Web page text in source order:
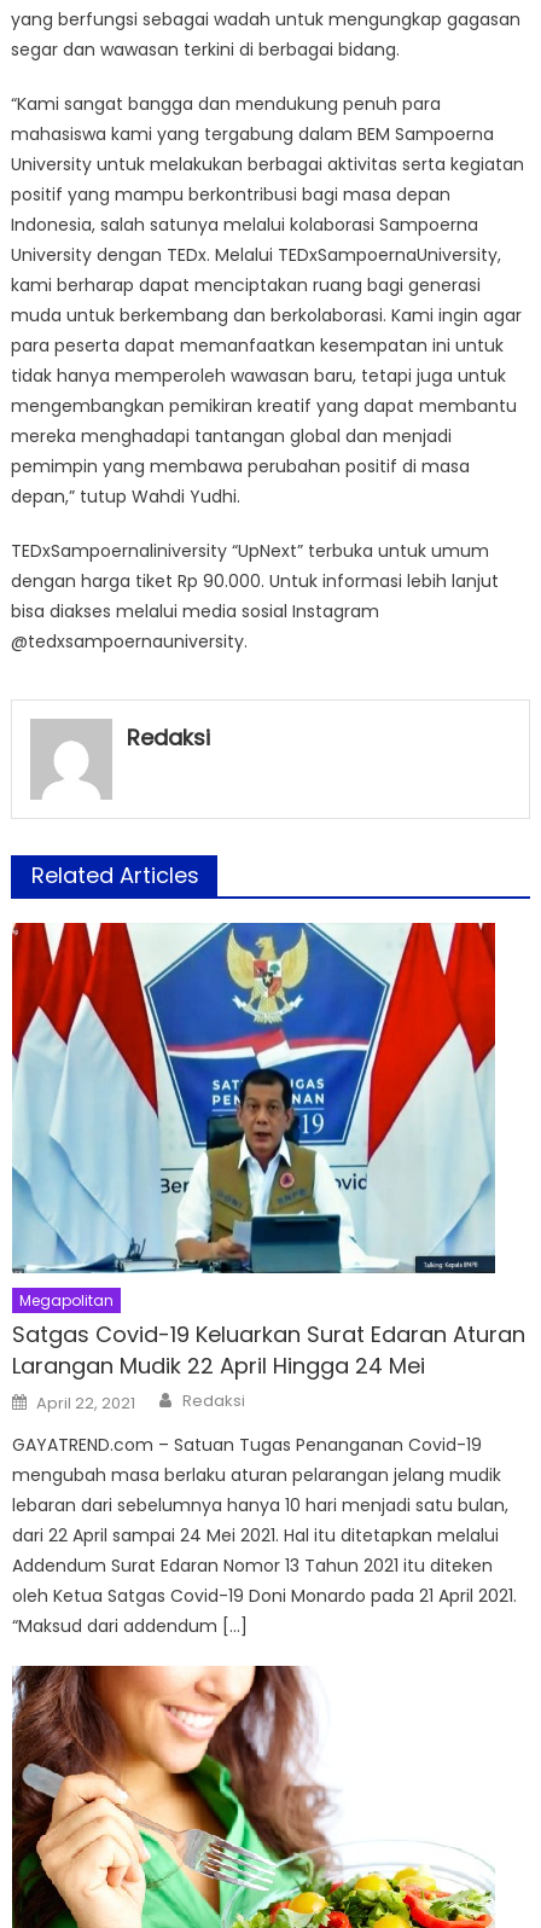
yang berfungsi sebagai wadah untuk mengungkap gagasan
segar dan wawasan terkini di berbagai bidang.
“Kami sangat bangga dan mendukung penuh para
mahasiswa kami yang tergabung dalam BEM Sampoerna
University untuk melakukan berbagai aktivitas serta kegiatan
positif yang mampu berkontribusi bagi masa depan
Indonesia, salah satunya melalui kolaborasi Sampoerna
University dengan TEDx. Melalui TEDxSampoernaUniversity,
kami berharap dapat menciptakan ruang bagi generasi
muda untuk berkembang dan berkolaborasi. Kami ingin agar
para peserta dapat memanfaatkan kesempatan ini untuk
tidak hanya memperoleh wawasan baru, tetapi juga untuk
mengembangkan pemikiran kreatif yang dapat membantu
mereka menghadapi tantangan global dan menjadi
pemimpin yang membawa perubahan positif di masa
depan,” tutup Wahdi Yudhi.
TEDxSampoernaliniversity “UpNext” terbuka untuk umum
dengan harga tiket Rp 90.000. Untuk informasi lebih lanjut
bisa diakses melalui media sosial Instagram
@tedxsampoernauniversity.
Redaksi
Related Articles
Megapolitan
Satgas Covid-19 Keluarkan Surat Edaran Aturan
Larangan Mudik 22 April Hingga 24 Mei
Posted
on
April 22, 2021 Author
Redaksi
GAYATREND.com – Satuan Tugas Penanganan Covid-19
mengubah masa berlaku aturan pelarangan jelang mudik
lebaran dari sebelumnya hanya 10 hari menjadi satu bulan,
dari 22 April sampai 24 Mei 2021. Hal itu ditetapkan melalui
Addendum Surat Edaran Nomor 13 Tahun 2021 itu diteken
oleh Ketua Satgas Covid-19 Doni Monardo pada 21 April 2021.
“Maksud dari addendum […]